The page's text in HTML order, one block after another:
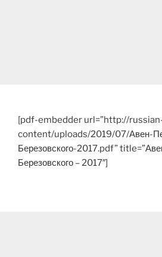
[pdf-embedder url=”http://
content/uploads/2019/07/Авен-
Березовского-2017.pdf”
Березовского – 2017″]